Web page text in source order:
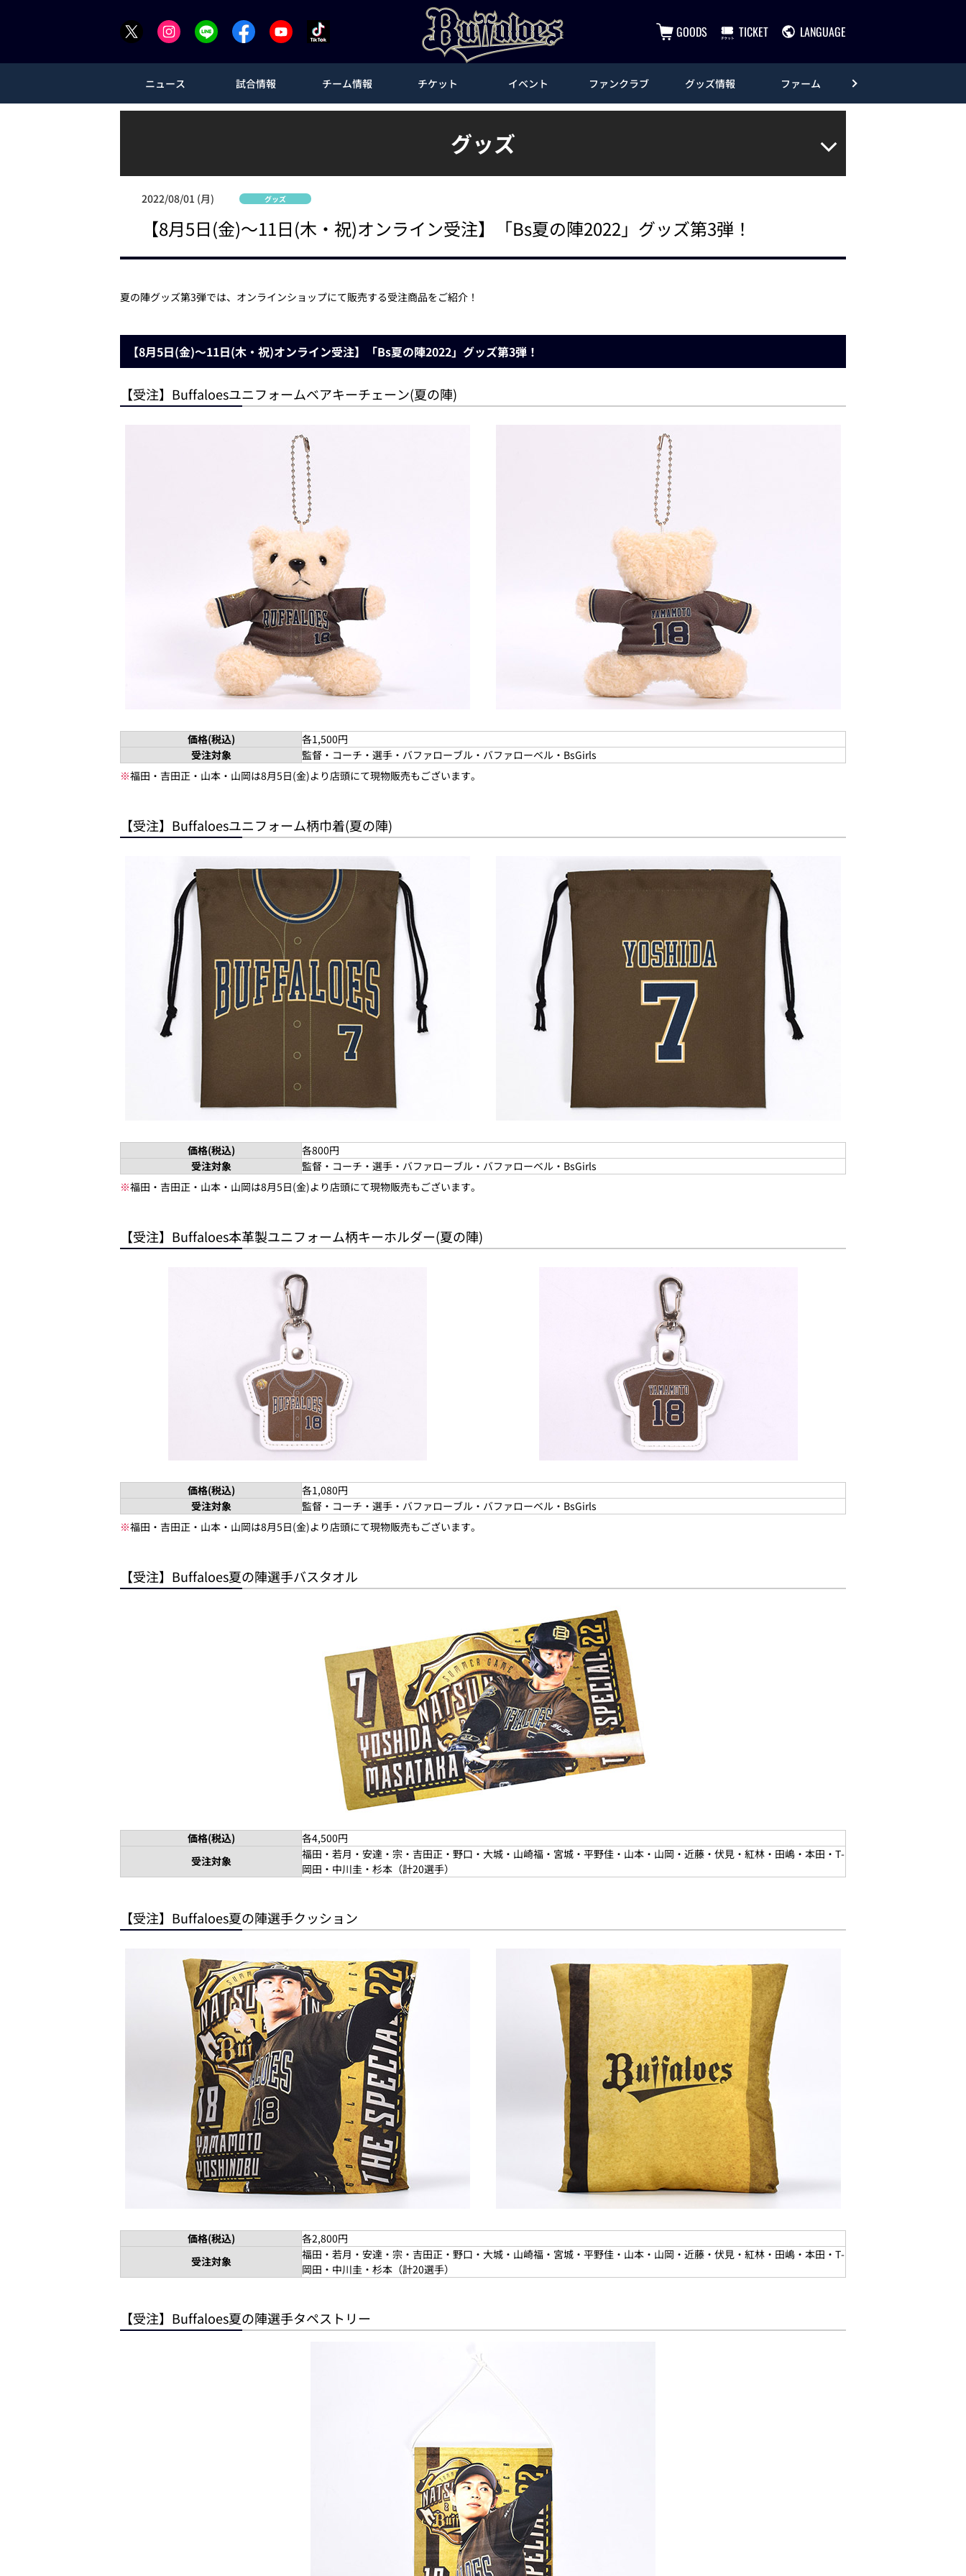
GOODS TICKET LANGUAGE
ニュース 試合情報 チーム情報 チケット イベント ファンクラブ グッズ情報 ファーム
グッズ
2022/08/01 (月) グッズ
【8月5日(金)～11日(木・祝)オンライン受注】「Bs夏の陣2022」グッズ第3弾！
夏の陣グッズ第3弾では、オンラインショップにて販売する受注商品をご紹介！
【8月5日(金)～11日(木・祝)オンライン受注】「Bs夏の陣2022」グッズ第3弾！
【受注】Buffaloesユニフォームベアキーチェーン(夏の陣)
価格(税込)
各1,500円
受注対象
監督・コーチ・選手・バファローブル・バファローベル・BsGirls
※福田・吉田正・山本・山岡は8月5日(金)より店頭にて現物販売もございます。
【受注】Buffaloesユニフォーム柄巾着(夏の陣)
価格(税込)
各800円
受注対象
監督・コーチ・選手・バファローブル・バファローベル・BsGirls
※福田・吉田正・山本・山岡は8月5日(金)より店頭にて現物販売もございます。
【受注】Buffaloes本革製ユニフォーム柄キーホルダー(夏の陣)
価格(税込)
各1,080円
受注対象
監督・コーチ・選手・バファローブル・バファローベル・BsGirls
※福田・吉田正・山本・山岡は8月5日(金)より店頭にて現物販売もございます。
【受注】Buffaloes夏の陣選手バスタオル
価格(税込)
各4,500円
受注対象
福田・若月・安達・宗・吉田正・野口・大城・山崎福・宮城・平野佳・山本・山岡・近藤・伏見・紅林・田嶋・本田・T-
岡田・中川圭・杉本（計20選手）
【受注】Buffaloes夏の陣選手クッション
価格(税込)
各2,800円
受注対象
福田・若月・安達・宗・吉田正・野口・大城・山崎福・宮城・平野佳・山本・山岡・近藤・伏見・紅林・田嶋・本田・T-
岡田・中川圭・杉本（計20選手）
【受注】Buffaloes夏の陣選手タペストリー